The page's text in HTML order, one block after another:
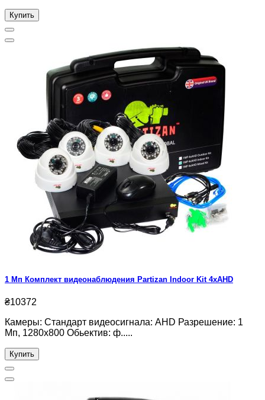
Купить
1 Мп Комплект видеонаблюдения Partizan Indoor Kit 4xAHD
₴10372
Камеры: Стандарт видеосигнала: AHD Разрешение: 1
Мп, 1280x800 Обьектив: ф.....
Купить